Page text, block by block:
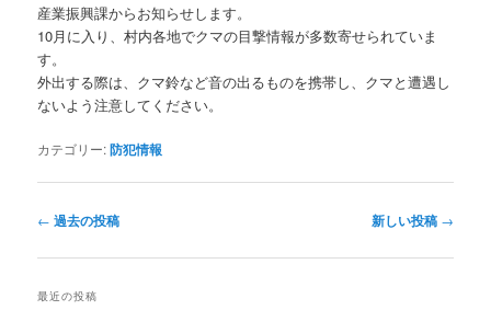
産業振興課からお知らせします。
10月に入り、村内各地でクマの目撃情報が多数寄せられていま
す。
外出する際は、クマ鈴など音の出るものを携帯し、クマと遭遇し
ないよう注意してください。
カテゴリー:防犯情報
投
ナ
ビ
← 過去の投稿 新しい投稿 →
最近の投稿